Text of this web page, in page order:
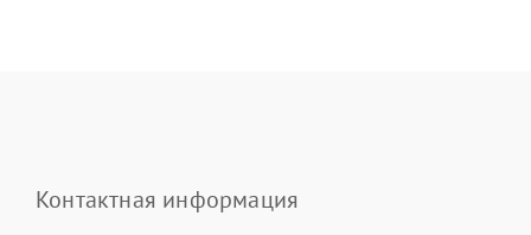
Контактная информация